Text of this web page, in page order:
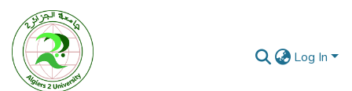
Log In